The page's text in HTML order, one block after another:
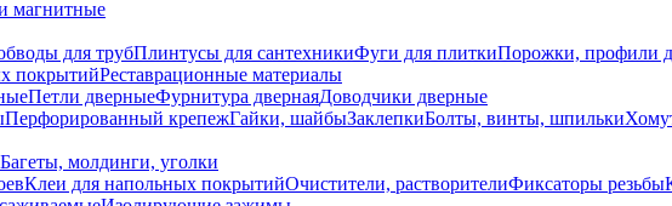
магнитные
для трубПлинтусы для сантехникиФуги для плиткиПорожки, профили
покрытийРеставрационные материалы
Петли дверныеФурнитура двернаяДоводчики дверные
Перфорированный крепежГайки, шайбыЗаклепкиБолты, винты, шпильки
Багеты, молдинги, уголки
Клеи для напольных покрытийОчистители, растворителиФиксаторы резьбы